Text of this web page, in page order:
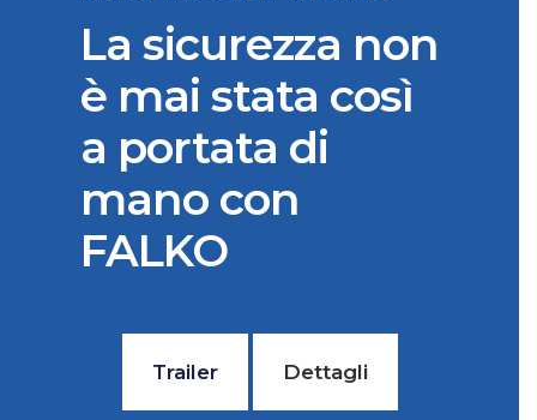
La sicurezza non
è mai stata così
a portata di
mano con
FALKO
Trailer Dettagli